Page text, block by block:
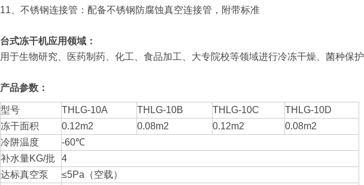
11、不锈钢连接管：配备不锈钢防腐蚀真空连接管，附带标准
台式冻干机应用领域：
用于生物研究、医药制药、化工、食品加工、大专院校等领域进行冷冻干燥、菌种保护
产品参数：
型号 THLG-10A THLG-10B THLG-10C
THLG-10D
冻干面积
0.12m2 0.08m2 0.12m2
0.08m2
冷阱温度
-60℃
补水量KG/批
4
达标真空泵
≤5Pa（空载）